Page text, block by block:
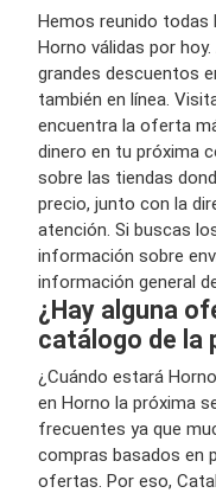
Hemos reunido
Horno válidas por
grandes descuentos
también en línea.
encuentra la oferta
dinero en tu próxima
sobre las tiendas
precio, junto con la
atención. Si buscas
información sobre
información general
¿Hay alguna
catálogo de la
¿Cuándo estará
en Horno la próxima
frecuentes ya que
compras basados en
ofertas. Por eso,